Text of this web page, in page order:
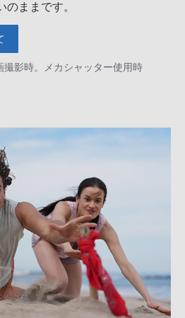
のままです。
撮影時。メカシャッター使用時